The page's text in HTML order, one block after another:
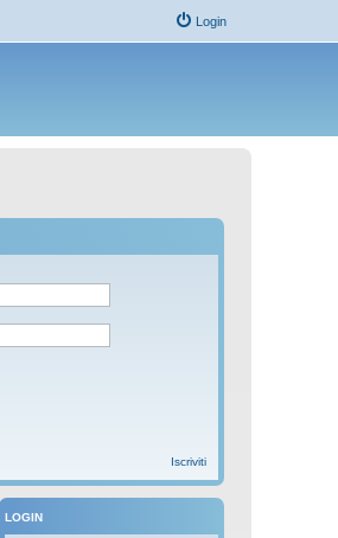
Login
Iscriviti
LOGIN